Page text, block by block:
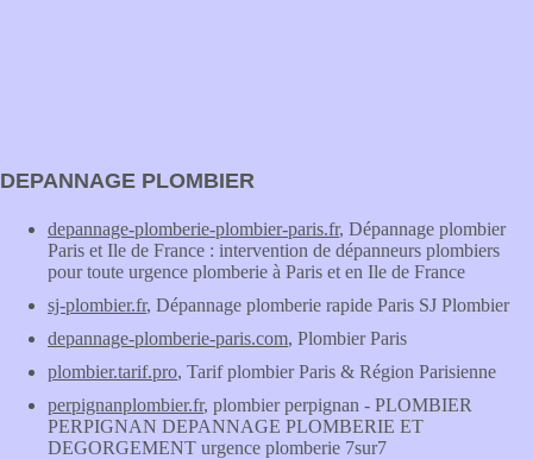
DEPANNAGE PLOMBIER
depannage-plomberie-plombier-paris.fr, Dépannage plombier
Paris et Ile de France : intervention de dépanneurs plombiers
pour toute urgence plomberie à Paris et en Ile de France
sj-plombier.fr, Dépannage plomberie rapide Paris SJ Plombier
depannage-plomberie-paris.com, Plombier Paris
plombier.tarif.pro, Tarif plombier Paris & Région Parisienne
perpignanplombier.fr, plombier perpignan - PLOMBIER
PERPIGNAN DEPANNAGE PLOMBERIE ET
DEGORGEMENT urgence plomberie 7sur7